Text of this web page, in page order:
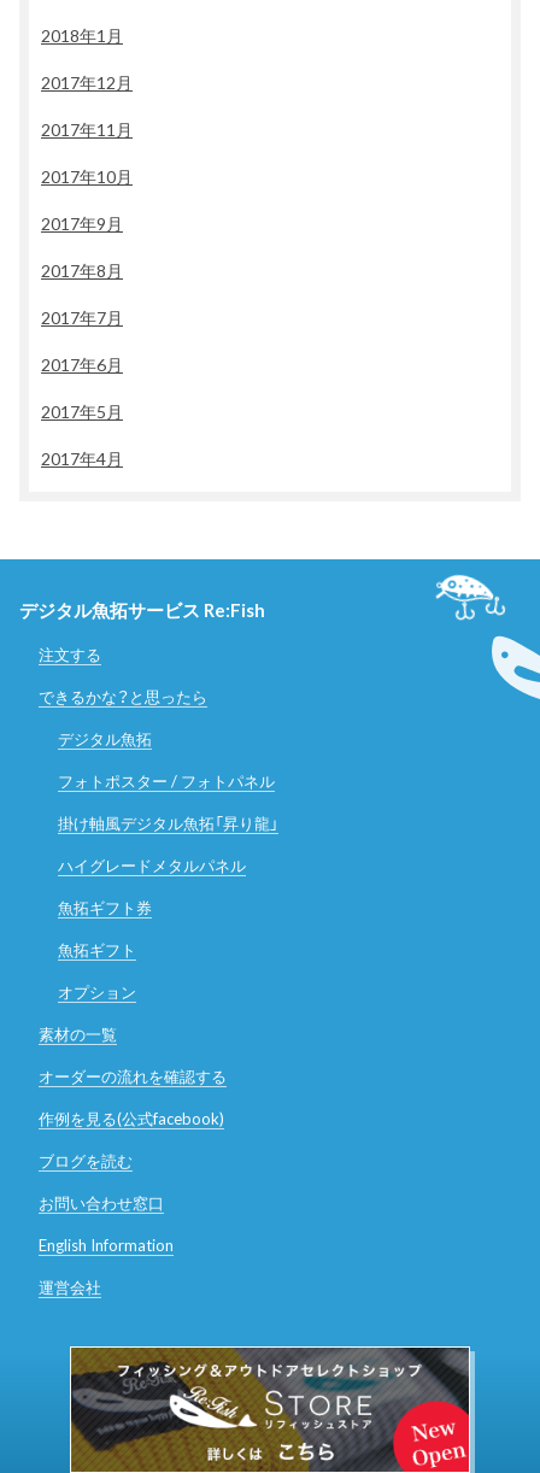
2018年1月
2017年12月
2017年11月
2017年10月
2017年9月
2017年8月
2017年7月
2017年6月
2017年5月
2017年4月
デジタル魚拓サービス Re:Fish
注文する
できるかな？と思ったら
デジタル魚拓
フォトポスター / フォトパネル
掛け軸風デジタル魚拓「昇り龍」
ハイグレードメタルパネル
魚拓ギフト券
魚拓ギフト
オプション
素材の一覧
オーダーの流れを確認する
作例を見る(公式facebook)
ブログを読む
お問い合わせ窓口
English Information
運営会社